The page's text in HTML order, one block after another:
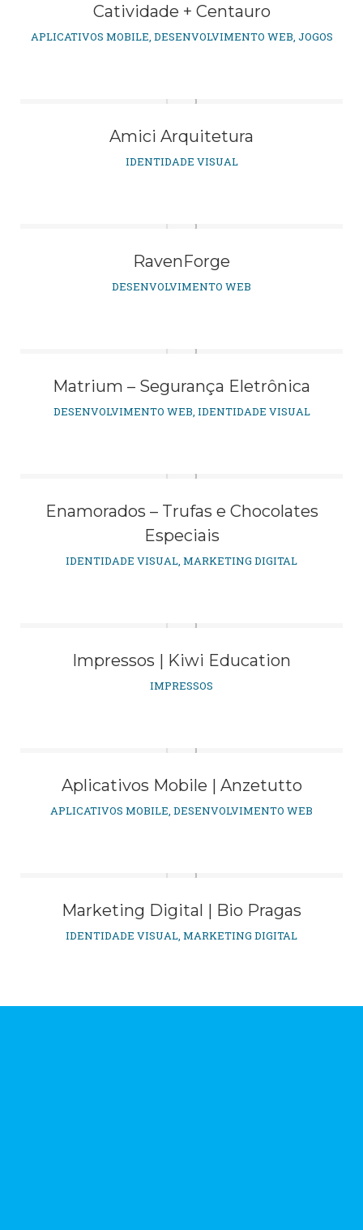
Catividade + Centauro
APLICATIVOS MOBILE, DESENVOLVIMENTO WEB, JOGOS
Amici Arquitetura
IDENTIDADE VISUAL
RavenForge
DESENVOLVIMENTO WEB
Matrium – Segurança Eletrônica
DESENVOLVIMENTO WEB, IDENTIDADE VISUAL
Enamorados – Trufas e Chocolates
Especiais
IDENTIDADE VISUAL, MARKETING DIGITAL
Impressos | Kiwi Education
IMPRESSOS
Aplicativos Mobile | Anzetutto
APLICATIVOS MOBILE, DESENVOLVIMENTO WEB
Marketing Digital | Bio Pragas
IDENTIDADE VISUAL, MARKETING DIGITAL